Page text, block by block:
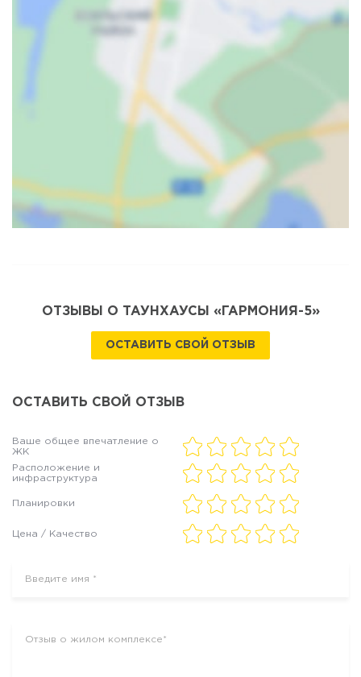
ОТЗЫВЫ О ТАУНХАУСЫ «ГАРМОНИЯ-5»
ОСТАВИТЬ СВОЙ ОТЗЫВ
ОСТАВИТЬ СВОЙ ОТЗЫВ
Ваше общее впечатление о
ЖК
Расположение и
инфраструктура
Планировки
Цена / Качество